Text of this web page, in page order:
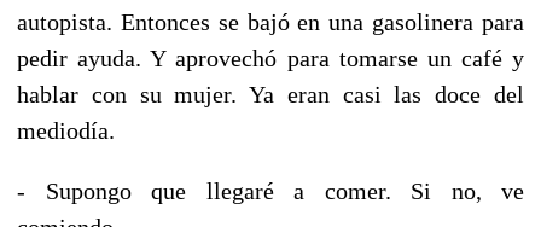
autopista. Entonces se bajó en una gasolinera para
pedir ayuda. Y aprovechó para tomarse un café y
hablar con su mujer. Ya eran casi las doce del
mediodía.
- Supongo que llegaré a comer. Si no, ve